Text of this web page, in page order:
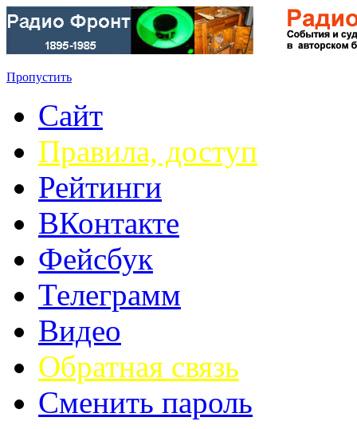
Пропустить
Сайт
Правила, доступ
Рейтинги
ВКонтакте
Фейсбук
Телеграмм
Видео
Обратная связь
Сменить пароль